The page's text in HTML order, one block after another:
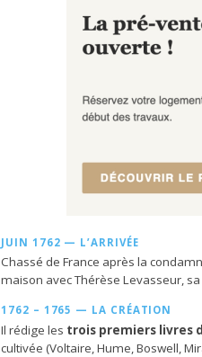
JUIN 1762 — L’ARRIVÉE
Chassé de France après la
maison avec Thérèse Levasseur,
1762 – 1765 — LA CRÉATION
Il rédige les trois premiers livres
cultivée (Voltaire, Hume, Boswell,